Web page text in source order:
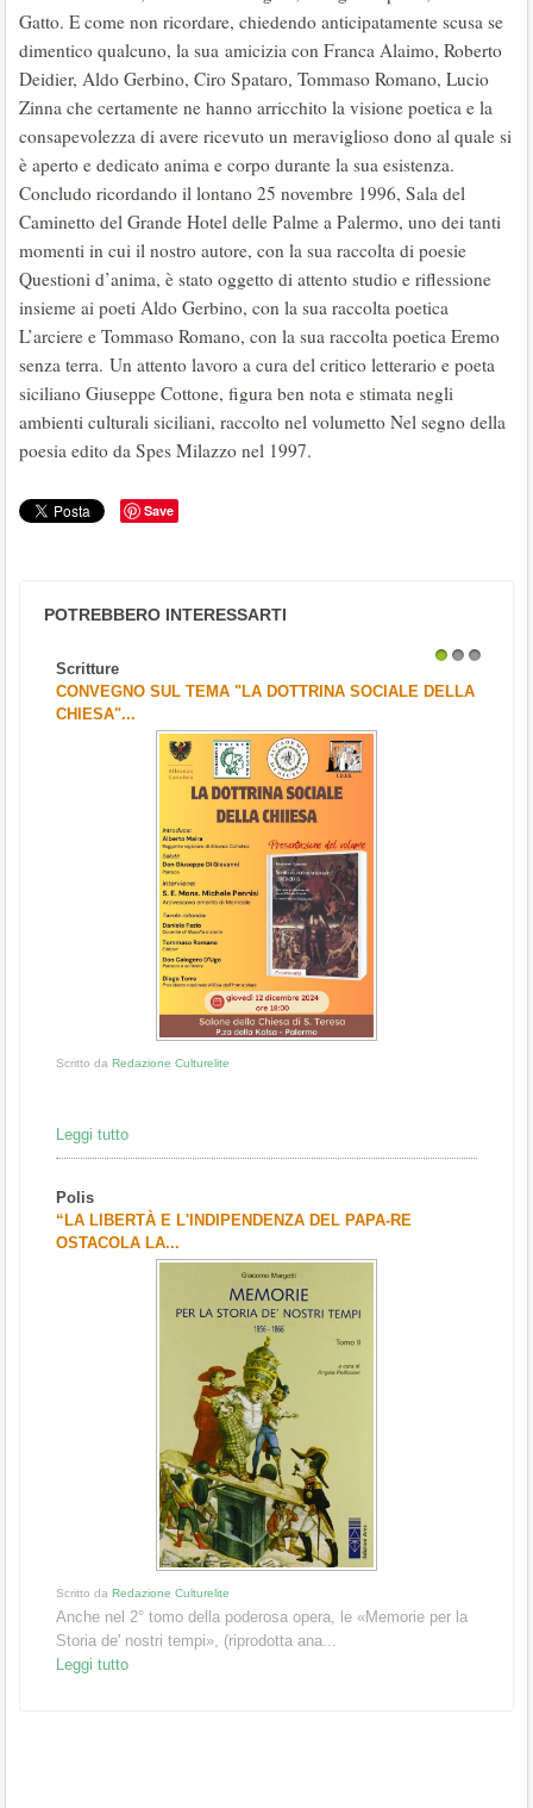
Gatto. E come non ricordare, chiedendo anticipatamente scusa se
dimentico qualcuno, la sua amicizia con Franca Alaimo, Roberto
Deidier, Aldo Gerbino, Ciro Spataro, Tommaso Romano, Lucio
Zinna che certamente ne hanno arricchito la visione poetica e la
consapevolezza di avere ricevuto un meraviglioso dono al quale si
è aperto e dedicato anima e corpo durante la sua esistenza.
Concludo ricordando il lontano 25 novembre 1996, Sala del
Caminetto del Grande Hotel delle Palme a Palermo, uno dei tanti
momenti in cui il nostro autore, con la sua raccolta di poesie
Questioni d’anima, è stato oggetto di attento studio e riflessione
insieme ai poeti Aldo Gerbino, con la sua raccolta poetica
L’arciere e Tommaso Romano, con la sua raccolta poetica Eremo
senza terra. Un attento lavoro a cura del critico letterario e poeta
siciliano Giuseppe Cottone, figura ben nota e stimata negli
ambienti culturali siciliani, raccolto nel volumetto Nel segno della
poesia edito da Spes Milazzo nel 1997.
Save
POTREBBERO INTERESSARTI
Scritture
CONVEGNO SUL TEMA "LA DOTTRINA SOCIALE DELLA
CHIESA"...
Scritto da Redazione Culturelite
Leggi tutto
Polis
“LA LIBERTÀ E L'INDIPENDENZA DEL PAPA-RE
OSTACOLA LA...
Scritto da Redazione Culturelite
Anche nel 2° tomo della poderosa opera, le «Memorie per la
Storia de' nostri tempi», (riprodotta ana...
Leggi tutto